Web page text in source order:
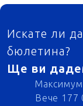
ФУТЕР
Искате ли
бюлетина?
Ще ви
Вече 177